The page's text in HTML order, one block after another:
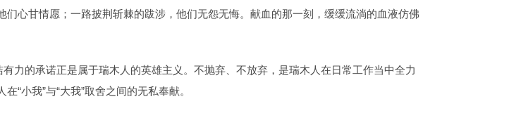
心甘情愿；一路披荆斩棘的跋涉，他们无怨无悔。献血的那一刻，缓缓流淌的血液仿佛
力的承诺正是属于瑞木人的英雄主义。不抛弃、不放弃，是瑞木人在日常工作当中全力
“小我”与“大我”取舍之间的无私奉献。